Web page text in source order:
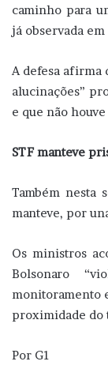
caminho para
já observada
A defesa afirma
alucinações”
e que não
STF manteve
Também nesta
manteve, por
Os ministros
Bolsonaro
monitoramento
proximidade do
Por G1